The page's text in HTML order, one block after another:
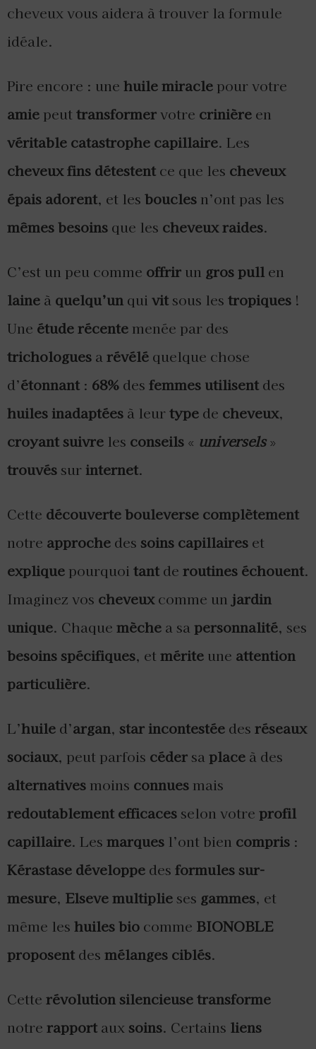
cheveux vous aidera à trouver la formule
idéale.
Pire encore : une huilemiracle pour votre
amie peut transformervotre crinière en
véritable catastrophe capillaire. Les
cheveuxfins détestent ce que les cheveux
épais adorent, et les boucles n’ont pas les
mêmesbesoins que les cheveuxraides.
C’est un peu comme offrir un grospull en
laine à quelqu’un qui vitsous les tropiques !
Une étuderécente menée par des
trichologues a révélé quelque chose
d’étonnant : 68% des femmes utilisent des
huiles inadaptées à leurtype de cheveux,
croyant suivre les conseils « universels»
trouvéssur internet.
Cette découvertebouleverse complètement
notre approche des soins capillaires et
explique pourquoi tant de routines échouent.
Imaginez vos cheveuxcomme un jardin
unique. Chaque mèche a sa personnalité, ses
besoins spécifiques, et mérite une attention
particulière.
L’huile d’argan, star incontestée des réseaux
sociaux, peut parfois cédersa place à des
alternatives moins connues mais
redoutablement efficacesselon votre profil
capillaire. Les marques l’ont bien compris :
Kérastase développe des formules sur-
mesure, Elsevemultiplieses gammes, et
même les huilesbio comme BIONOBLE
proposent des mélanges ciblés.
Cette révolution silencieusetransforme
notre rapport aux soins. Certains liens